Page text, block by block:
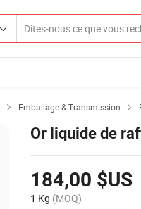
 Emballage & Transmission 
Or liquide de
184,00 $US
1 Kg (MOQ)